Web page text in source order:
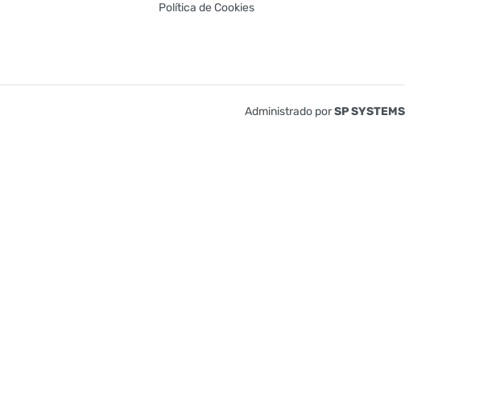
Política de Cookies
Administrado porSP SYSTEMS